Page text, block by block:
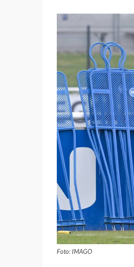
Foto: IMAGO